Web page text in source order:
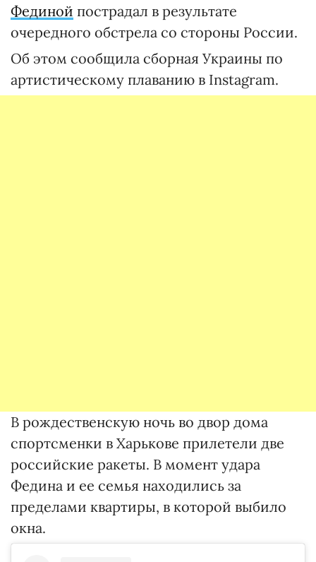
Фединой пострадал в результате
очередного обстрела со стороны России.
Об этом сообщила сборная Украины по
артистическому плаванию в Instagram.
В рождественскую ночь во двор дома
спортсменки в Харькове прилетели две
российские ракеты. В момент удара
Федина и ее семья находились за
пределами квартиры, в которой выбило
окна.